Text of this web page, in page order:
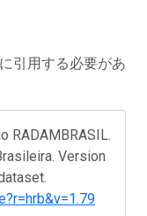
引用する必要があ
RADAMBRASIL.
Version